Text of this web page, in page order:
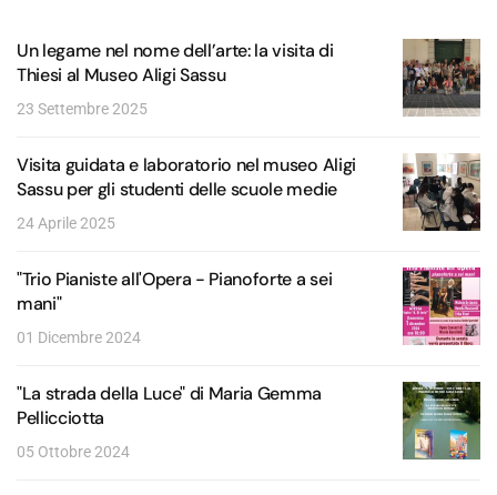
Un legame nel nome dell’arte: la visita di
Thiesi al Museo Aligi Sassu
23 Settembre 2025
Visita guidata e laboratorio nel museo Aligi
Sassu per gli studenti delle scuole medie
24 Aprile 2025
"Trio Pianiste all'Opera - Pianoforte a sei
mani"
01 Dicembre 2024
"La strada della Luce" di Maria Gemma
Pellicciotta
05 Ottobre 2024